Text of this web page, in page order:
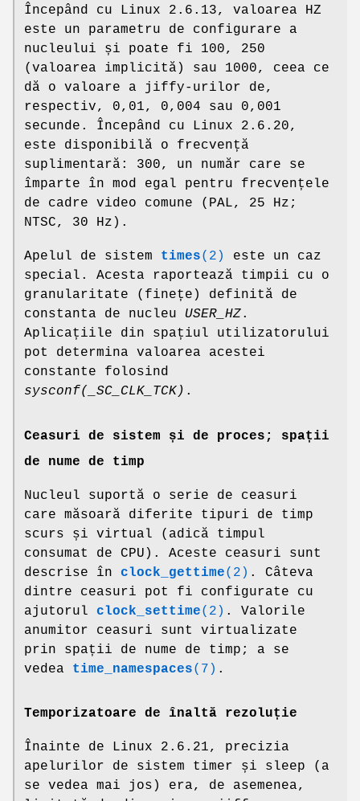
Începând cu Linux 2.6.13, valoarea HZ
este un parametru de configurare a
nucleului și poate fi 100, 250
(valoarea implicită) sau 1000, ceea ce
dă o valoare a jiffy-urilor de,
respectiv, 0,01, 0,004 sau 0,001
secunde. Începând cu Linux 2.6.20,
este disponibilă o frecvență
suplimentară: 300, un număr care se
împarte în mod egal pentru frecvențele
de cadre video comune (PAL, 25 Hz;
NTSC, 30 Hz).
Apelul de sistem times(2)
este un caz
special. Acesta raportează timpii cu o
granularitate (finețe) definită de
constanta de nucleu USER_HZ.
Aplicațiile din spațiul utilizatorului
pot determina valoarea acestei
constante folosind
sysconf(_SC_CLK_TCK) .
Ceasuri de sistem și de proces; spații
de nume de timp
Nucleul suportă o serie de ceasuri
care măsoară diferite tipuri de timp
scurs și virtual (adică timpul
consumat de CPU). Aceste ceasuri sunt
descrise în clock_gettime(2) . Câteva
dintre ceasuri pot fi configurate cu
ajutorul clock_settime(2) . Valorile
anumitor ceasuri sunt virtualizate
prin spații de nume de timp; a se
vedea time_namespaces(7) .
Temporizatoare de înaltă rezoluție
Înainte de Linux 2.6.21, precizia
apelurilor de sistem timer și sleep (a
se vedea mai jos) era, de asemenea,